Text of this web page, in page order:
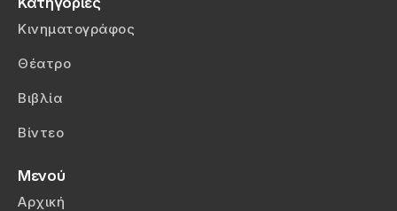
Κινηματογράφος
Θέατρο
Βιβλία
Βίντεο
Μενού
Αρχική